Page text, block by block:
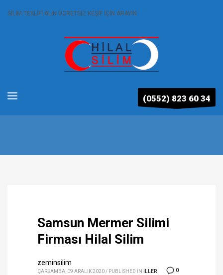
SİLİM TEKLİFİ ALIN ÜCRETSİZ KEŞİF İÇİN ARAYIN
(0552) 823 60 34
Samsun Mermer Silimi
Firması Hilal Silim
0
zeminsilim
ÇARŞAMBA, 09 ARALIK 2020 / PUBLISHED IN ILLER